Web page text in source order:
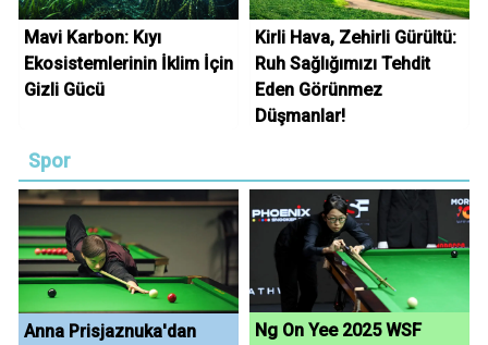
Mavi Karbon: Kıyı
Ekosistemlerinin İklim İçin
Gizli Gücü
Kirli Hava, Zehirli Gürültü:
Ruh Sağlığımızı Tehdit
Eden Görünmez
Düşmanlar!
Spor
Anna Prisjaznuka'dan
Ng On Yee 2025 WSF